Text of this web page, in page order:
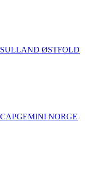
SULLAND ØSTFOLD
NORGE